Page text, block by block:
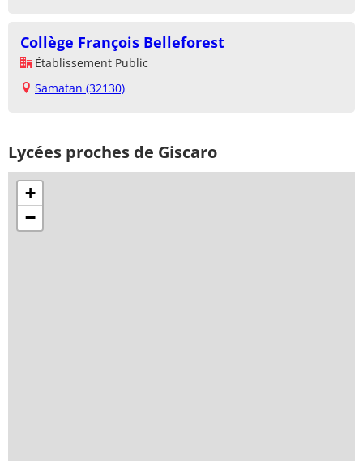
Collège François Belleforest
Établissement Public
Samatan (32130)
Lycées proches de Giscaro
+
−